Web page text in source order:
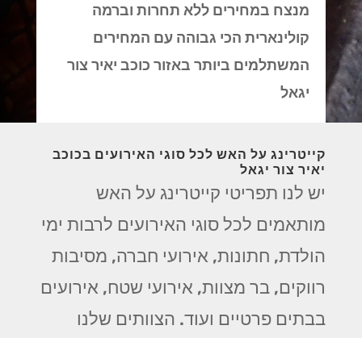
מנצח במחירים ללא תחרות וברמה
קולינארית הכי גבוהה עם המחירים
המשתלמים ביותר באזור כוכב יאיר צור
יגאל
קייטרינג על האש לכל סוגי האירועים בכוכב
יאיר צור יגאל
יש לנו תפריטי קייטרינג על האש
מותאמים לכל סוגי האירועים לרבות ימי
הולדת, חתונות, אירועי חברה, מסיבות
רווקים, בר מצוות, אירועי שטח, אירועים
בבתים פרטיים ועוד. הצוותים שלנו